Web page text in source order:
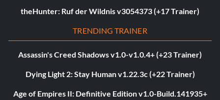
theHunter: Ruf der Wildnis v3054373 (+17 Trainer)
TRENDING TRAINER
Assassin's Creed Shadows v1.0-v1.0.4+ (+23 Trainer)
Dying Light 2: Stay Human v1.22.3c (+22 Trainer)
Age of Empires II: Definitive Edition v1.0-Build.141935+